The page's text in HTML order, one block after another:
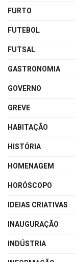
FURTO
FUTEBOL
FUTSAL
GASTRONOMIA
GOVERNO
GREVE
HABITAÇÃO
HISTÓRIA
HOMENAGEM
HORÓSCOPO
IDEIAS CRIATIVAS
INAUGURAÇÃO
INDÚSTRIA